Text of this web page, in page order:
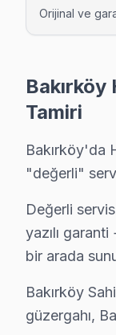
Hisense
Burak A. —
Orijinal ve
Tamiri
Bakırköy'da
"değerli"
Değerli
yazılı
bir arada
Bakırköy
güzergahı,